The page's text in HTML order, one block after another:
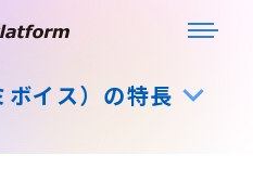
イス）の特長